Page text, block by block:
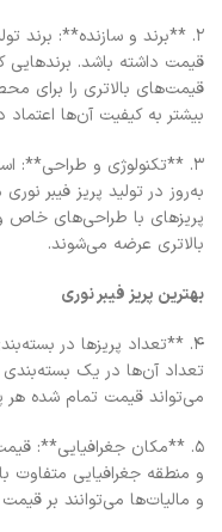
2. **برند و سازنده**: برند
قیمت داشته باشد. برندهایی
قیمت‌های بالاتری را برای
بیشتر به کیفیت آن‌ها اعتماد
3. **تکنولوژی و طراحی**:
به‌روز در تولید پریز فیبر
پریزهای با طراحی‌های خاص
بالاتری عرضه می‌شوند.
بهترین پریز فیبر نوری
4. **تعداد پریزها در
تعداد آن‌ها در یک
می‌تواند قیمت تمام شده هر
5. **مکان جغرافیایی**:
و منطقه جغرافیایی
و مالیات‌ها می‌توانند بر قیمت